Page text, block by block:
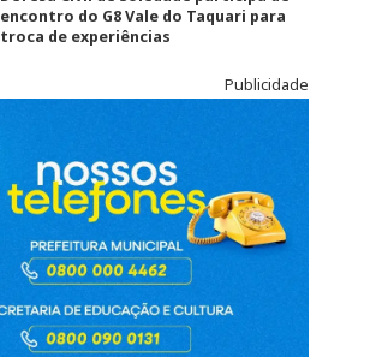
encontro do G8 Vale do Taquari para
troca de experiências
Publicidade